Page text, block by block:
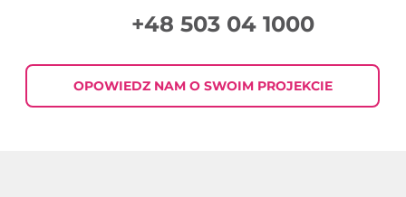
Podsumowanie Tygodnia w Digital
Marketingu 2026-07-30
+48 503 04 1000
OPOWIEDZ NAM O SWOIM PROJEKCIE